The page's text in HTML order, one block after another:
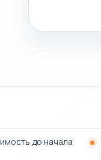
до начала